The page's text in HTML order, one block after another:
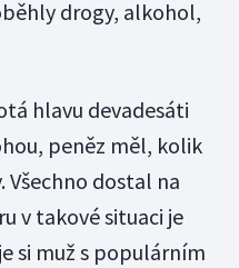
drogy, alkohol,
hlavu devadesáti
peněz měl, kolik
dostal na
v takové situaci je
si muž s populárním